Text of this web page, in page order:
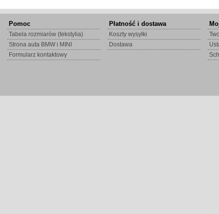
Pomoc
Tabela rozmiarów (tekstylia)
Strona auta BMW i MINI
Formularz kontaktowy
Płatność i dostawa
Koszty wysyłki
Dostawa